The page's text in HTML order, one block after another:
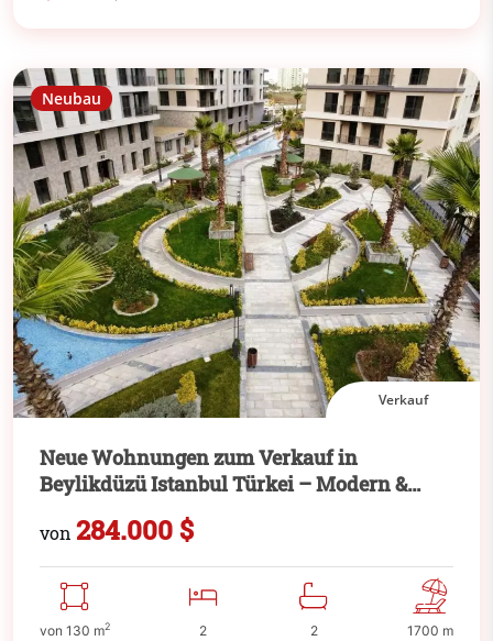
Neubau
Verkauf
Neue Wohnungen zum Verkauf in
Beylikdüzü Istanbul Türkei – Modern &
von 284.000 $
von 130 m2 2 2 1700 m